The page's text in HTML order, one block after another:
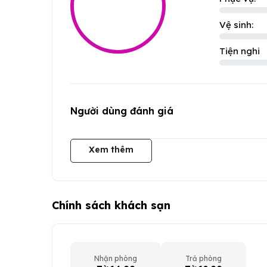
Vệ sinh:
Tiện nghi
Người dùng đánh giá
Xem thêm
Chính sách khách sạn
Nhận phòng Trả phòng